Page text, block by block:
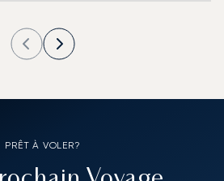
PRÊT À VOLER?